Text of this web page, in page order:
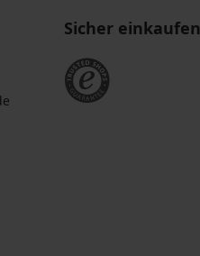
Sicher einkaufen